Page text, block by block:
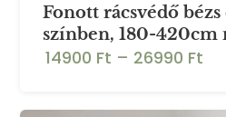
Fonott rácsvédő bézs
színben, 180-420cm
14900 Ft – 26990 Ft